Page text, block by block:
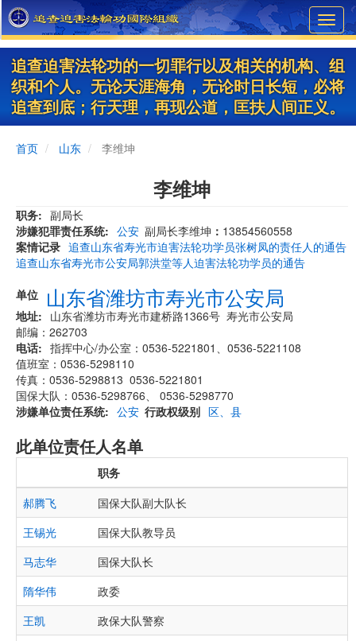
Skip
to
main
content
追查迫害法轮功的一切罪行以及相关的机构、组
织和个人。无论天涯海角，无论时日长短，必将
追查到底；行天理，再现公道，匡扶人间正义。
首页 山东 李维坤
李维坤
职务
副局长
涉嫌犯罪责任系统
公安 副局长李维坤 ： 13854560558
案情记录 追查山东省寿光市迫害法轮功学员张树凤的责任人的通告
追查山东省寿光市公安局郭洪堂等人迫害法轮功学员的通告
单位 山东省潍坊市寿光市公安局
地址
山东省潍坊市寿光市建桥路1366号 寿光市公安局
邮编：262703
电话
指挥中心/办公室：0536-5221801、0536-5221108
值班室：0536-5298110
传真：0536-5298813 0536-5221801
国保大队：0536-5298766、 0536-5298770
涉嫌单位责任系统
公安 行政权级别 区、县
此单位责任人名单
职务
郝腾飞
国保大队副大队长
王锡光
国保大队教导员
马志华
国保大队长
隋华伟
政委
王凯
政保大队警察